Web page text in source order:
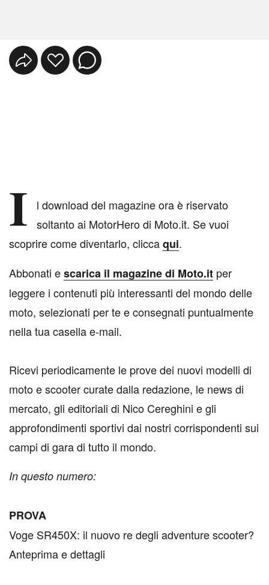
I
l download del magazine ora è riservato
soltanto ai MotorHero di Moto.it. Se vuoi
scoprire come diventarlo, cliccaqui.
Abbonati escarica il magazine di Moto.it per
leggere i contenuti più interessanti del mondo delle
moto, selezionati per te e consegnati puntualmente
nella tua casella e-mail.
Ricevi periodicamente le prove dei nuovi modelli di
moto e scooter curate dalla redazione, le news di
mercato, gli editoriali di Nico Cereghini e gli
approfondimenti sportivi dai nostri corrispondenti sui
campi di gara di tutto il mondo.
In questo numero:
PROVA
Voge SR450X: il nuovo re degli adventure scooter?
Anteprima e dettagli